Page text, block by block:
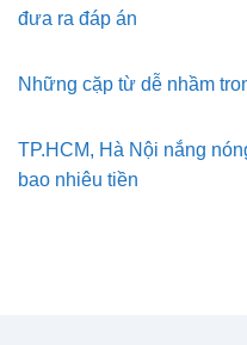
đưa ra đáp án
Những cặp từ dễ nhầm
TP.HCM, Hà Nội nắng
bao nhiêu tiền